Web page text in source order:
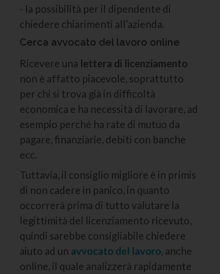
- la possibilità per il dipendente di
chiedere chiarimenti all’azienda.
Cerca avvocato del lavoro online
Ricevere una lettera di licenziamento
non è affatto piacevole, soprattutto
per chi si trova già in difficoltà
economica e ha necessità di lavorare, ad
esempio perché ha rate di mutuo da
pagare, finanziarie, debiti con banche
ecc.
Tuttavia, il consiglio migliore è in primis
di non cadere in panico, in quanto
occorrerà prima di tutto valutare la
legittimità del licenziamento ricevuto,
quindi sarebbe consigliabile chiedere
aiuto ad un avvocato del lavoro, anche
online, il quale analizzerà rapidamente